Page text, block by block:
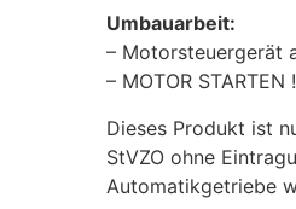
Umbauarbeit:
– Motorsteuergerät
– MOTOR STARTEN !
Dieses Produkt ist
StVZO ohne
Automatikgetriebe